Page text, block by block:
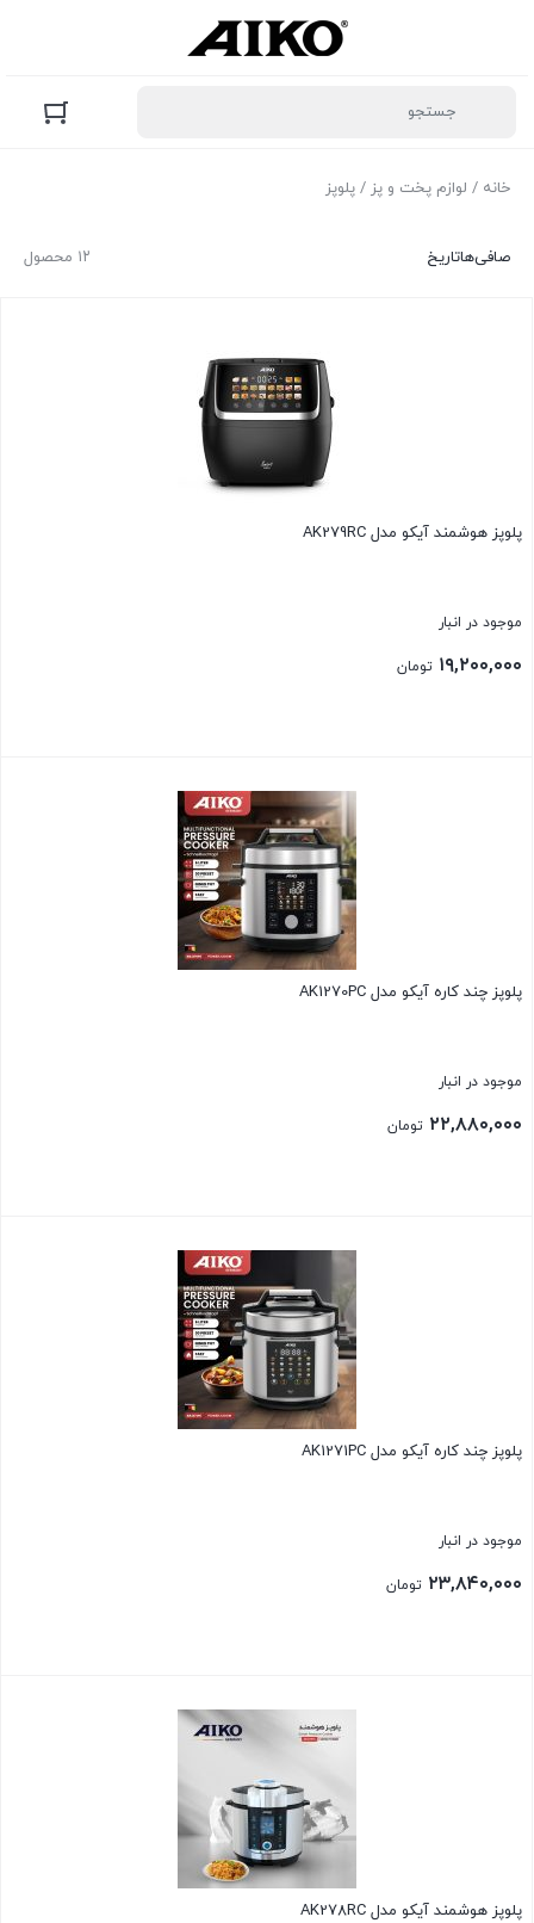
خانه / لوازم پخت و پز / پلوپز
۱۲ محصول صافی‌هاتاریخ
پلوپز هوشمند آیکو مدل AK279RC
موجود در انبار
۱۹,۲۰۰,۰۰۰ تومان
پلوپز چند کاره آیکو مدل AK1270PC
موجود در انبار
۲۲,۸۸۰,۰۰۰ تومان
پلوپز چند کاره آیکو مدل AK1271PC
موجود در انبار
۲۳,۸۴۰,۰۰۰ تومان
پلوپز هوشمند آیکو مدل AK278RC